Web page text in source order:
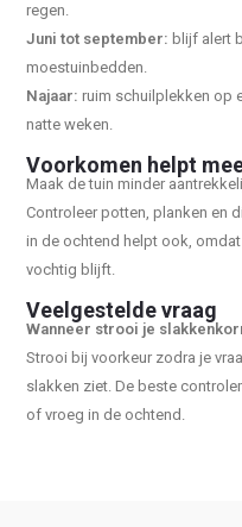
regen.
Juni tot september: blijf alert
moestuinbedden.
Najaar: ruim schuilplekken op
natte weken.
Voorkomen helpt
Maak de tuin minder
Controleer potten, planken en
in de ochtend helpt ook,
vochtig blijft.
Veelgestelde vraag
Wanneer strooi je
Strooi bij voorkeur zodra je
slakken ziet. De beste
of vroeg in de ochtend.